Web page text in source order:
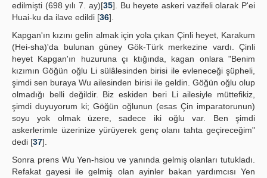
edilmişti (698 yılı 7. ay)[35]. Bu heyete askeri vazifeli olarak P'ei
Huai-ku da ilave edildi [36].
Kapgan'ın kızını gelin almak için yola çıkan Çinli heyet, Karakum
(Hei-sha)'da bulunan güney Gök-Türk merkezine vardı. Çinli
heyet Kapgan'ın huzuruna çı ktığında, kagan onlara "Benim
kızımın Göğün oğlu Li sülâlesinden birisi ile evleneceği şüpheli,
şimdi sen buraya Wu ailesinden birisi ile geldin. Göğün oğlu olup
olmadığı belli değildir. Biz eskiden beri Li ailesiyle müttefikiz,
şimdi duyuyorum ki; Göğün oğlunun (esas Çin imparatorunun)
soyu yok olmak üzere, sadece iki oğlu var. Ben şimdi
askerlerimle üzerinize yürüyerek genç olanı tahta geçireceğim"
dedi [37].
Sonra prens Wu Yen-hsiou ve yanında gelmiş olanları tutukladı.
Refakat gayesi ile gelmiş olan ayinler bakan yardımcısı Yen